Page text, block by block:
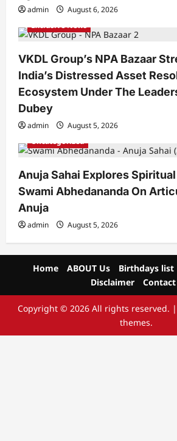
admin
August 6, 2026
Exclusive News
VKDL Group’s NPA Bazaar
India’s Distressed Asset
Ecosystem Under The
Dubey
admin
August 5, 2026
Uncategorized
Anuja Sahai Explores
Swami Abhedananda On
Anuja
admin August 5, 2026
Home ABOUT Us Birthdays list
Disclaimer
Contact
Copyright © 2026 All rights reserved. |
themes.